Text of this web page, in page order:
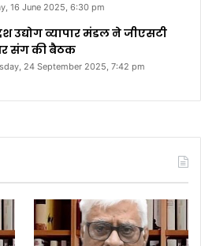
16 June 2025, 6:30 pm
उद्योग व्यापार मंडल ने जीएसटी
संग की बैठक
24 September 2025, 7:42 pm